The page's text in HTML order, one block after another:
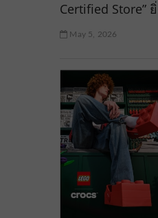
Certified Store”
May 5, 2026